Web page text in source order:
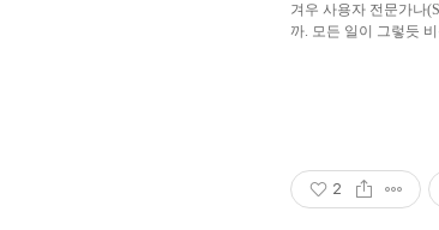
겨우 사용자 전문가나
까. 모든 일이 그렇듯
2